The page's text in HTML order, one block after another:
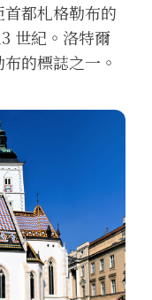
都札格勒布的
世紀。洛特爾
的標誌之一。